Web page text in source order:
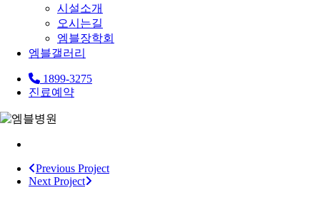
시설소개
오시는길
엠블장학회
엠블갤러리
1899-3275
진료예약
Previous Project
Next Project